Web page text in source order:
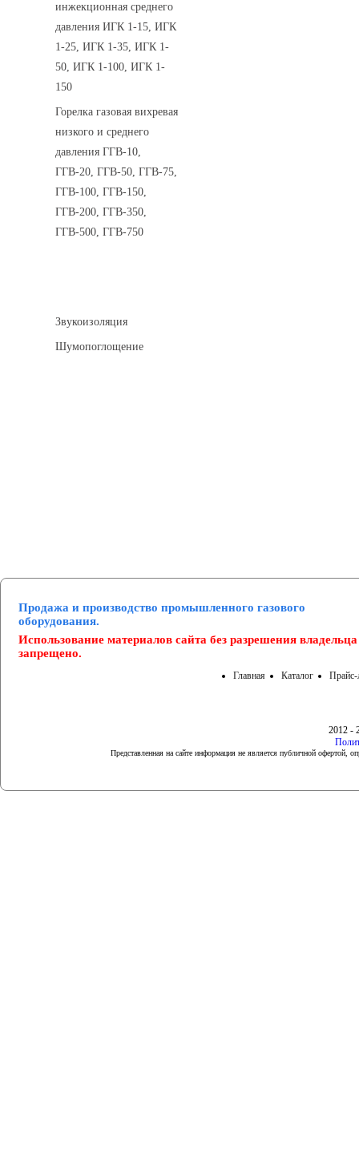
инжекционная среднего
давления ИГК 1-15, ИГК
1-25, ИГК 1-35, ИГК 1-
50, ИГК 1-100, ИГК 1-
150
Горелка газовая вихревая
низкого и среднего
давления ГГВ-10,
ГГВ-20, ГГВ-50, ГГВ-75,
ГГВ-100, ГГВ-150,
ГГВ-200, ГГВ-350,
ГГВ-500, ГГВ-750
Звукоизоляция
Шумопоглощение
Продажа и производство промышленного газового
оборудования.
Использование материалов сайта без разрешения владельца
запрещено.
Главная Каталог Прайс-
2012 -
Представленная на сайте информация не является публичной